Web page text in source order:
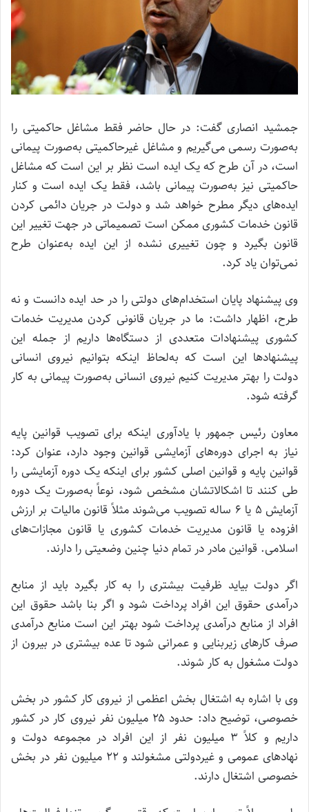
جمشید انصاری گفت: در حال حاضر فقط مشاغل حاکمیتی را
به‌صورت رسمی می‌گیریم و مشاغل غیرحاکمیتی به‌صورت پیمانی
است، در آن طرح که یک ایده است نظر بر این است که مشاغل
حاکمیتی نیز به‌صورت پیمانی باشد، فقط یک ایده است و کنار
ایده‌های دیگر مطرح خواهد شد و دولت در جریان دائمی کردن
قانون خدمات کشوری ممکن است تصمیماتی در جهت تغییر این
قانون بگیرد و چون تغییری نشده از این ایده به‌عنوان طرح
نمی‌توان یاد کرد.
وی پیشنهاد پایان استخدام‌های دولتی را در حد ایده دانست و نه
طرح، اظهار داشت: ما در جریان قانونی کردن مدیریت خدمات
کشوری پیشنهادات متعددی از دستگاه‌ها داریم از جمله این
پیشنهادها این است که به‌لحاظ اینکه بتوانیم نیروی انسانی
دولت را بهتر مدیریت کنیم نیروی انسانی به‌صورت پیمانی به کار
گرفته شود.
معاون رئیس جمهور با یادآوری اینکه برای تصویب قوانین پایه
نیاز به اجرای دوره‌های آزمایشی قوانین وجود دارد، عنوان کرد:
قوانین پایه و قوانین اصلی کشور برای اینکه یک دوره آزمایشی را
طی کنند تا اشکالاتشان مشخص شود، نوعاً به‌صورت یک دوره
آزمایش ۵ یا ۶ ساله تصویب می‌شوند مثلاً قانون مالیات بر ارزش
افزوده یا قانون مدیریت خدمات کشوری یا قانون مجازات‌های
اسلامی. قوانین مادر در تمام دنیا چنین وضعیتی را دارند.
اگر دولت بیاید ظرفیت بیشتری را به کار بگیرد باید از منابع
درآمدی حقوق این افراد پرداخت شود و اگر بنا باشد حقوق این
افراد از منابع درآمدی پرداخت شود بهتر این است منابع درآمدی
صرف کارهای زیربنایی و عمرانی شود تا عده بیشتری در بیرون از
دولت مشغول به کار شوند.
وی با اشاره به اشتغال بخش اعظمی از نیروی کار کشور در بخش
خصوصی، توضیح داد: حدود ۲۵ میلیون نفر نیروی کار در کشور
داریم و کلاً ۳ میلیون نفر از این افراد در مجموعه دولت و
نهادهای عمومی و غیردولتی مشغولند و ۲۲ میلیون نفر در بخش
خصوصی اشتغال دارند.